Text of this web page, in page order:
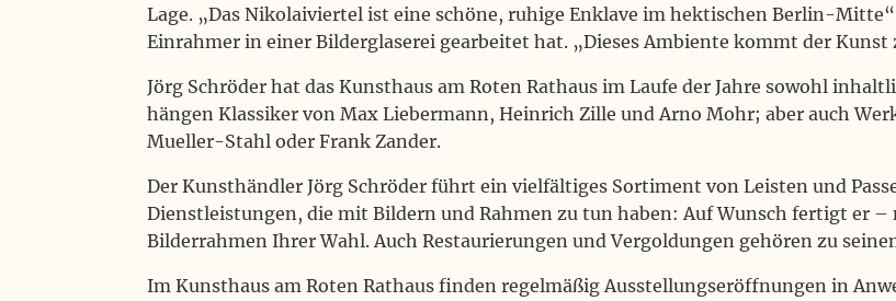
Lage. „Das Nikolaiviertel ist eine schöne, ruhige Enklave im hektischen Berlin-
Einrahmer in einer Bilderglaserei gearbeitet hat. „Dieses Ambiente kommt der Kunst
Jörg Schröder hat das Kunsthaus am Roten Rathaus im Laufe der Jahre sowohl
hängen Klassiker von Max Liebermann, Heinrich Zille und Arno Mohr; aber auch
Mueller-Stahl oder Frank Zander.
Der Kunsthändler Jörg Schröder führt ein vielfältiges Sortiment von Leisten und
Dienstleistungen, die mit Bildern und Rahmen zu tun haben: Auf Wunsch fertigt er
Bilderrahmen Ihrer Wahl. Auch Restaurierungen und Vergoldungen gehören zu
Im Kunsthaus am Roten Rathaus finden regelmäßig Ausstellungseröffnungen in